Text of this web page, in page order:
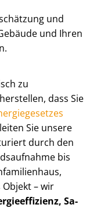
und
und Ihren
zu
dass Sie
Sie unsere
durch den
bis
– wir
Sa­